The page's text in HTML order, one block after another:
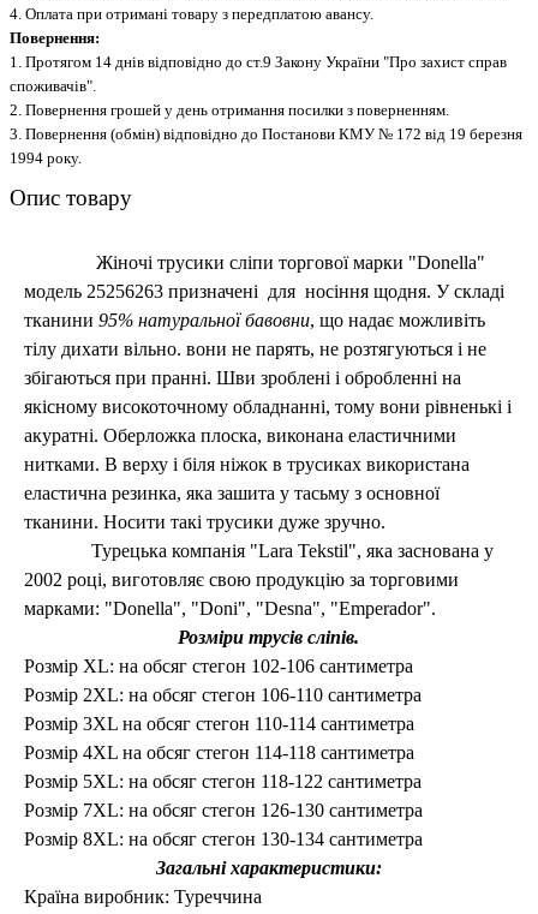
4. Оплата при отримані товару з передплатою авансу.
Повернення:
1. Протягом 14 днів відповідно до ст.9 Закону України "Про захист справ
споживачів".
2. Повернення грошей у день отримання посилки з поверненням.
3. Повернення (обмін) відповідно до Постанови КМУ № 172 від 19 березня
1994 року.
Опис товару
Жіночі трусики сліпи торгової марки "Donella"
модель 25256263 призначені для носіння щодня. У складі
тканини 95% натуральної бавовни, що надає можливіть
тілу дихати вільно. вони не парять, не розтягуються і не
збігаються при пранні. Шви зроблені і обробленні на
якісному високоточному обладнанні, тому вони рівненькі і
акуратні. Оберложка плоска, виконана еластичними
нитками. В верху і біля ніжок в трусиках використана
еластична резинка, яка зашита у тасьму з основної
тканини. Носити такі трусики дуже зручно.
Турецька компанія "Lara Tekstil", яка заснована у
2002 році, виготовляє свою продукцію за торговими
марками: "Donella", "Doni", "Desna", "Emperador".
Розміри трусів сліпів.
Розмір XL: на обсяг стегон 102-106 сантиметра
Розмір 2XL: на обсяг стегон 106-110 сантиметра
Розмір 3XL на обсяг стегон 110-114 сантиметра
Розмір 4XL на обсяг стегон 114-118 сантиметра
Розмір 5XL: на обсяг стегон 118-122 сантиметра
Розмір 7XL: на обсяг стегон 126-130 сантиметра
Розмір 8XL: на обсяг стегон 130-134 сантиметра
Загальні характеристики:
Країна виробник: Туреччина